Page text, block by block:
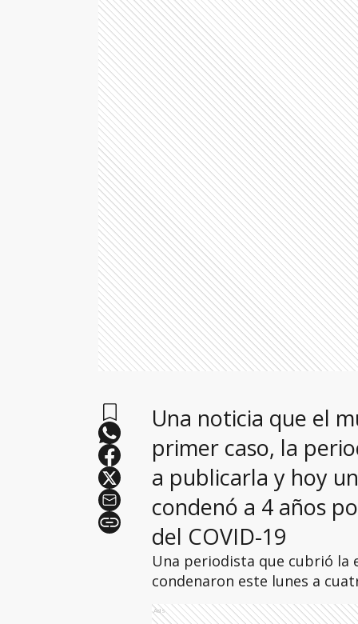
Una noticia que el
primer caso, la
a publicarla y hoy
condenó a 4 años
del COVID-19
Una periodista que cubrió la
condenaron este lunes a
Ads